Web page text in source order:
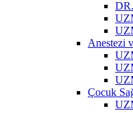
Anestezi
Çocuk